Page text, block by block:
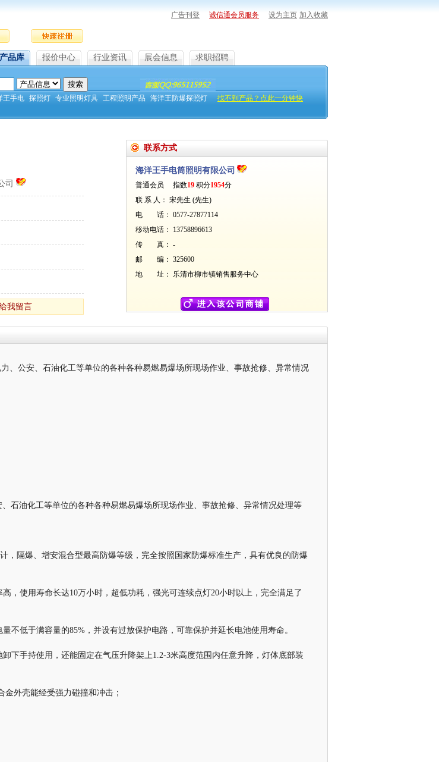
广告刊登 诚信通会员服务 设为主页 加入收藏
产品库 报价中心 行业资讯 展会信息 求职招聘
王手电 探照灯 专业照明灯具 工程照明产品 海洋王防爆探照灯
找不到产品？点此一分钟快
司
我留言
联系方式
海洋王手电筒照明有限公司
普通会员 指数19 积分1954分
联 系 人： 宋先生 (先生)
电 话： 0577-27877114
移动电话： 13758896613
传 真： -
邮 编： 325600
地 址： 乐清市柳市镇销售服务中心
、公安、石油化工等单位的各种各种易燃易爆场所现场作业、事故抢修、异常情况
石油化工等单位的各种各种易燃易爆场所现场作业、事故抢修、异常情况处理等
，隔爆、增安混合型最高防爆等级，完全按照国家防爆标准生产，具有优良的防爆
，使用寿命长达10万小时，超低功耗，强光可连续点灯20小时以上，完全满足了
不低于满容量的85%，并设有过放保护电路，可靠保护并延长电池使用寿命。
下手持使用，还能固定在气压升降架上1.2-3米高度范围内任意升降，灯体底部装
外壳能经受强力碰撞和冲击；